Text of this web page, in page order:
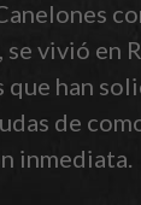
vivió en
han
de
inmediata.